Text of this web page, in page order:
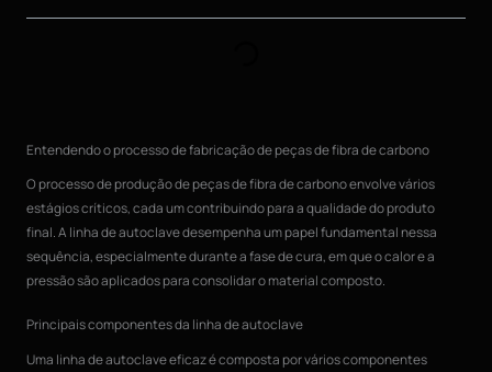
Entendendo o processo de fabricação de peças de fibra de carbono
O processo de produção de peças de fibra de carbono envolve vários
estágios críticos, cada um contribuindo para a qualidade do produto
final. A linha de autoclave desempenha um papel fundamental nessa
sequência, especialmente durante a fase de cura, em que o calor e a
pressão são aplicados para consolidar o material composto.
Principais componentes da linha de autoclave
Uma linha de autoclave eficaz é composta por vários componentes